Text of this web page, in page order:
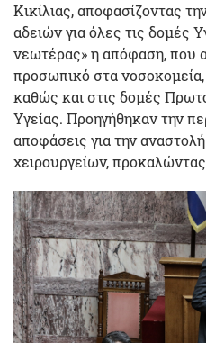
Κικίλιας, αποφασίζοντας
αδειών για όλες τις δομές
νεωτέρας» η απόφαση, που
προσωπικό στα
καθώς και στις δομές
Υγείας. Προηγήθηκαν την
αποφάσεις για την
χειρουργείων,